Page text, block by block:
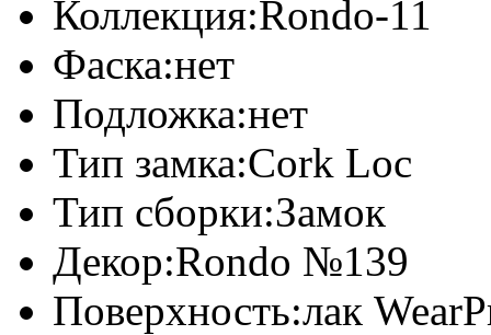
Коллекция:Rondo-11
Фаска:нет
Подложка:нет
Тип замка:Cork Loc
Тип сборки:Замок
Декор:Rondo №139
Поверхность:лак